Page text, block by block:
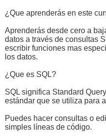
¿Que aprenderás en este
Aprenderás desde cero a
datos a través de consultas
escribir funciones mas
los datos.
¿Que es SQL?
SQL significa Standard
estándar que se utiliza para
Puedes hacer consultas o
simples líneas de código.